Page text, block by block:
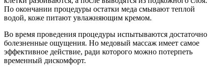
По окончании процедуры остатки меда смывают теплой
водой, коже питают увлажняющим кремом.
Во время проведения процедуры испытываются достаточно
болезненные ощущения. Но медовый массаж имеет самое
эффективное действие, ради которого можно потерпеть
временный дискомфорт.